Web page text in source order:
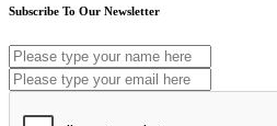
Subscribe To Our Newsletter